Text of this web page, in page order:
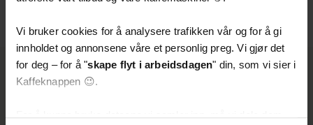
Vi bruker cookies for å analysere trafikken vår og for å gi
innholdet og annonsene våre et personlig preg. Vi gjør det
for deg – for å "skape flyt i arbeidsdagen" din, som vi sier i
Kaffeknappen 😉.
For å kunne bruke dataene vi samler inn, må vi dele dem